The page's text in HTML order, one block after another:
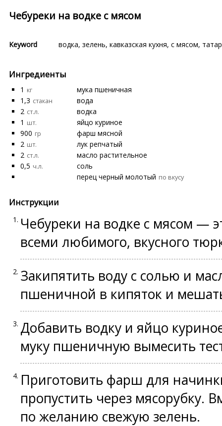
Чебуреки на водке с мясом
Keyword водка, зелень, кавказская кухня, с мясом,
Ингредиенты
1 кг
мука пшеничная
1,3 стакан
вода
2 ст.л.
водка
1 шт.
яйцо куриное
900 гр
фарш мясной
2 шт.
лук репчатый
2 ст.л.
масло растительное
0,5 ч.л.
соль
перец черный молотый по вкусу
Инструкции
Чебуреки на водке с мясом —
всеми любимого, вкусного
Закипятить воду с солью и
пшеничной в кипяток и
Добавить водку и яйцо
муку пшеничную вымесить
Приготовить фарш для
пропустить через мясорубку.
по желанию свежую зелень.